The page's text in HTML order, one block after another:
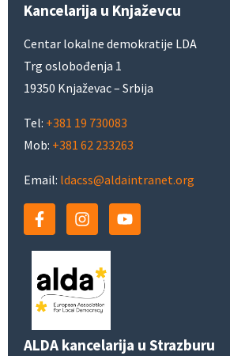
Kancelarija u Knjaževcu
Centar lokalne demokratije LDA
Trg oslobođenja 1
19350 Knjaževac – Srbija
Tel: +381 19 730083
Mob: +381 62 233263
Email: ldacss@aldaintranet.org
ALDA kancelarija u Strazburu